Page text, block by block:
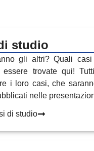
studio
gli altri? Quali
essere trovate qui!
i loro casi, che
nelle
di studio